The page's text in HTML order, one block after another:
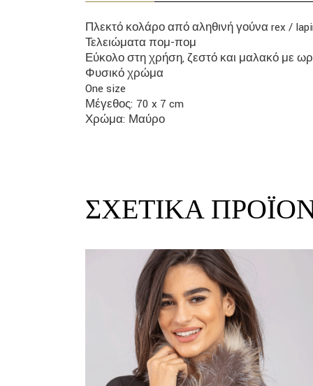
Πλεκτό κολάρο από αληθινή γούνα rex /
Τελειώματα πομ-πομ
Εύκολο στη χρήση, ζεστό και μαλακό με
Φυσικό χρώμα
One size
Μέγεθος: 70 x 7 cm
Χρώμα: Μαύρο
ΣΧΕΤΙΚΆ
link